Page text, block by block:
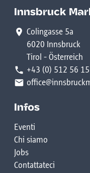
Innsbruck
Colingasse 5a
6020 Innsbruck
Tirol - Österreich
+43 (0) 512 56
Infos
Eventi
Chi siamo
Jobs
Contattateci